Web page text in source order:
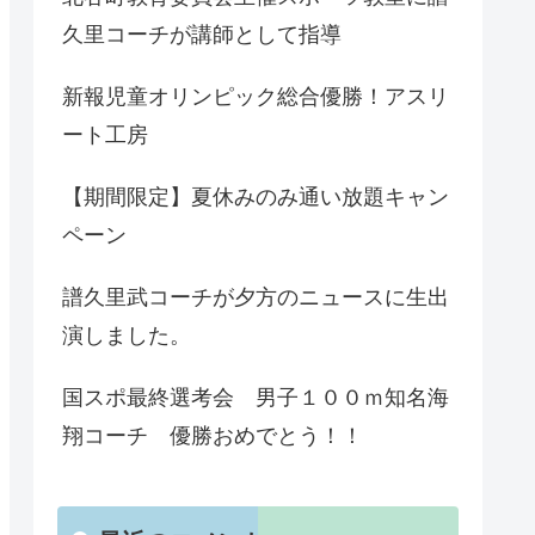
久里コーチが講師として指導
新報児童オリンピック総合優勝！アスリ
ート工房
【期間限定】夏休みのみ通い放題キャン
ペーン
譜久里武コーチが夕方のニュースに生出
演しました。
国スポ最終選考会 男子１００ｍ知名海
翔コーチ 優勝おめでとう！！